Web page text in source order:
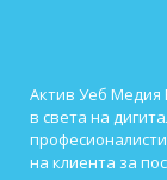
Актив Уеб
в света на
на клиента за